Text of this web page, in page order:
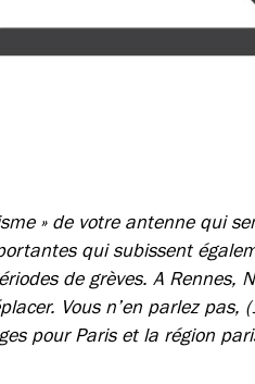
» de votre antenne qui
qui subissent
de grèves. A Rennes,
Vous n’en parlez
pour Paris et la région